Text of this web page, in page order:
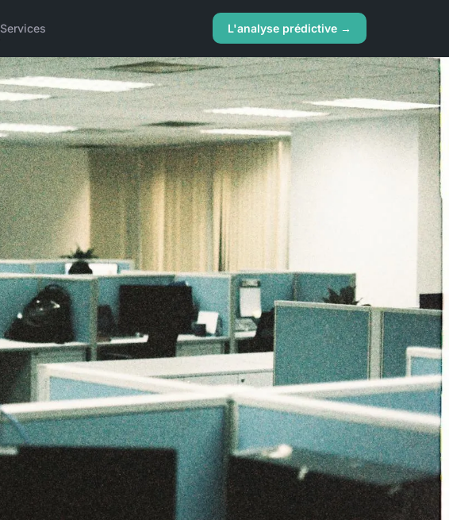
Services L'analyse prédictive →